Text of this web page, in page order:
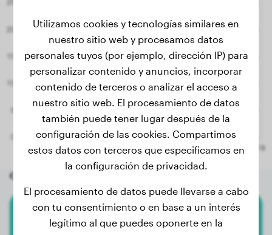
Otros perros aleatorios
Gran Danés
Utilizamos cookies y tecnologías similares en
nuestro sitio web y procesamos datos
personales tuyos (por ejemplo, dirección IP) para
personalizar contenido y anuncios, incorporar
contenido de terceros o analizar el acceso a
nuestro sitio web. El procesamiento de datos
también puede tener lugar después de la
configuración de las cookies. Compartimos
estos datos con terceros que especificamos en
la configuración de privacidad.
El procesamiento de datos puede llevarse a cabo
con tu consentimiento o en base a un interés
legítimo al que puedes oponerte en la